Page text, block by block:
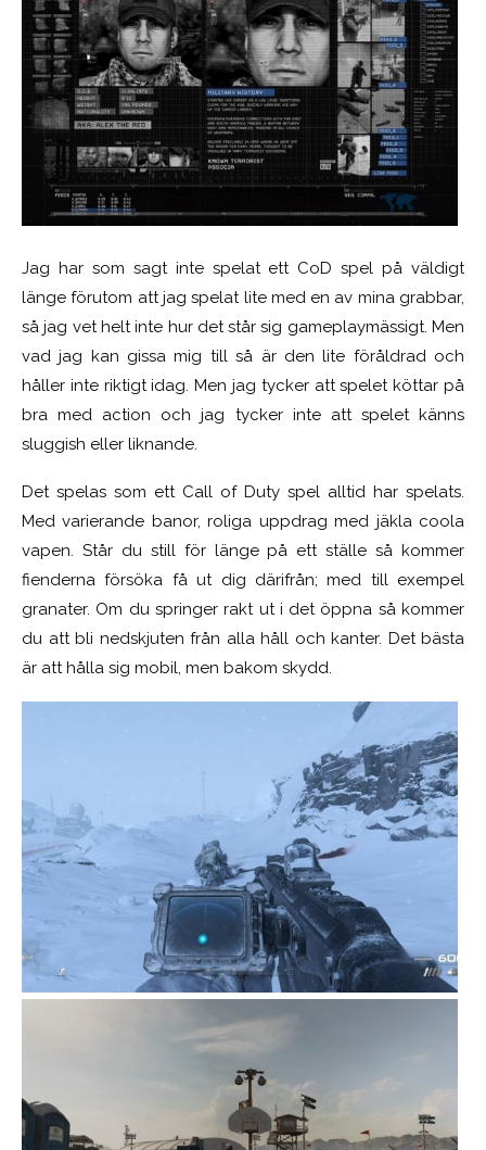
Jag har som sagt inte spelat ett CoD spel på väldigt
länge förutom att jag spelat lite med en av mina grabbar,
så jag vet helt inte hur det står sig gameplaymässigt. Men
vad jag kan gissa mig till så är den lite föråldrad och
håller inte riktigt idag. Men jag tycker att spelet köttar på
bra med action och jag tycker inte att spelet känns
sluggish eller liknande.
Det spelas som ett Call of Duty spel alltid har spelats.
Med varierande banor, roliga uppdrag med jäkla coola
vapen. Står du still för länge på ett ställe så kommer
fienderna försöka få ut dig därifrån; med till exempel
granater. Om du springer rakt ut i det öppna så kommer
du att bli nedskjuten från alla håll och kanter. Det bästa
är att hålla sig mobil, men bakom skydd.